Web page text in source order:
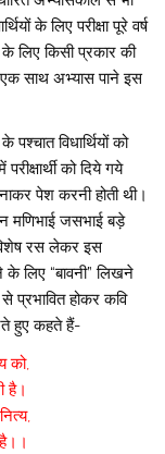
के लिए परीक्षा पूरे वर्ष
लिए किसी प्रकार की
एक साथ अभ्यास पाने इस
विधार्थियों को
को दिये गये
पेश करनी होती थी।
मणिभाई जसभाई बड़े
रस लेकर इस
के लिए “बावनी” लिखने
प्रभावित होकर कवि
हुए कहते हैं-
को,
है।